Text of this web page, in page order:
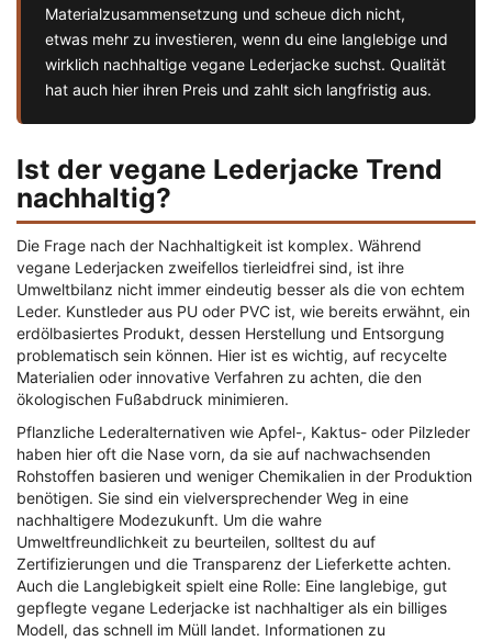
Materialzusammensetzung und scheue dich nicht,
etwas mehr zu investieren, wenn du eine langlebige und
wirklich nachhaltige vegane Lederjacke suchst. Qualität
hat auch hier ihren Preis und zahlt sich langfristig aus.
Ist der vegane Lederjacke Trend
nachhaltig?
Die Frage nach der Nachhaltigkeit ist komplex. Während
vegane Lederjacken zweifellos tierleidfrei sind, ist ihre
Umweltbilanz nicht immer eindeutig besser als die von echtem
Leder. Kunstleder aus PU oder PVC ist, wie bereits erwähnt, ein
erdölbasiertes Produkt, dessen Herstellung und Entsorgung
problematisch sein können. Hier ist es wichtig, auf recycelte
Materialien oder innovative Verfahren zu achten, die den
ökologischen Fußabdruck minimieren.
Pflanzliche Lederalternativen wie Apfel-, Kaktus- oder Pilzleder
haben hier oft die Nase vorn, da sie auf nachwachsenden
Rohstoffen basieren und weniger Chemikalien in der Produktion
benötigen. Sie sind ein vielversprechender Weg in eine
nachhaltigere Modezukunft. Um die wahre
Umweltfreundlichkeit zu beurteilen, solltest du auf
Zertifizierungen und die Transparenz der Lieferkette achten.
Auch die Langlebigkeit spielt eine Rolle: Eine langlebige, gut
gepflegte vegane Lederjacke ist nachhaltiger als ein billiges
Modell, das schnell im Müll landet. Informationen zu